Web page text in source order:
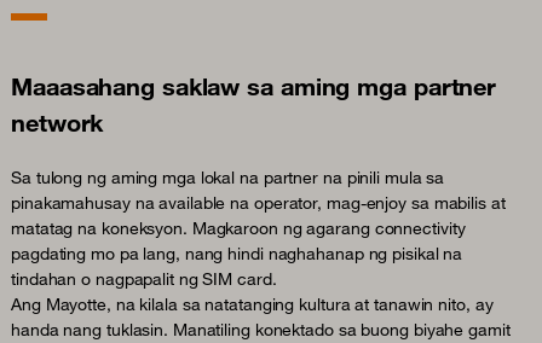
Maaasahang saklaw sa aming mga partner
network
Sa tulong ng aming mga lokal na partner na pinili mula sa
pinakamahusay na available na operator, mag-enjoy sa mabilis at
matatag na koneksyon. Magkaroon ng agarang connectivity
pagdating mo pa lang, nang hindi naghahanap ng pisikal na
tindahan o nagpapalit ng SIM card.
Ang Mayotte, na kilala sa natatanging kultura at tanawin nito, ay
handa nang tuklasin. Manatiling konektado sa buong biyahe gamit